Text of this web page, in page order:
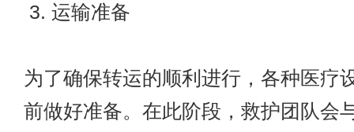
3. 运输准备
为了确保转运的顺利进行，各种医疗
前做好准备。在此阶段，救护团队会